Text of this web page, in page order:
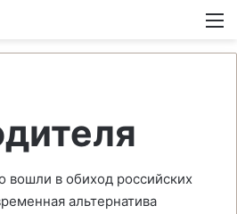
вошли в обиход российских
альтернатива